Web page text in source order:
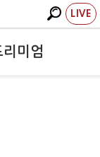
LIVE
리미엄